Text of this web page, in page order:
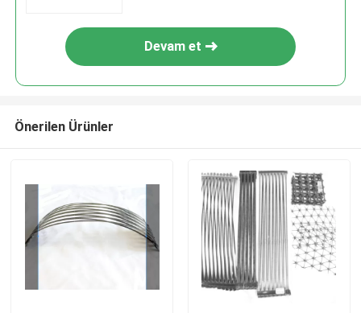
Devam et
Önerilen Ürünler